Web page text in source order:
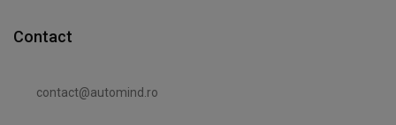
Contact
contact@automind.ro